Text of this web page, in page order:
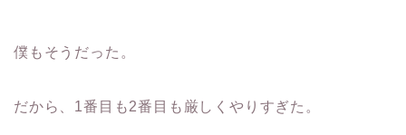
僕もそうだった。
だから、1番目も2番目も厳しくやりすぎた。